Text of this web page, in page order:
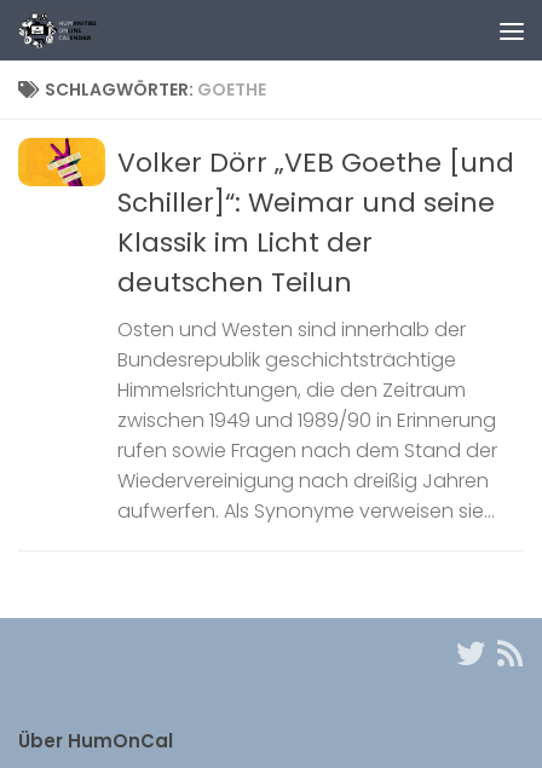
Zum Inhalt springen
SCHLAGWÖRTER: GOETHE
Volker Dörr „VEB Goethe [und
Schiller]“: Weimar und seine
Klassik im Licht der
deutschen Teilun
Osten und Westen sind innerhalb der
Bundesrepublik geschichtsträchtige
Himmelsrichtungen, die den Zeitraum
zwischen 1949 und 1989/90 in Erinnerung
rufen sowie Fragen nach dem Stand der
Wiedervereinigung nach dreißig Jahren
aufwerfen. Als Synonyme verweisen sie...
Über HumOnCal